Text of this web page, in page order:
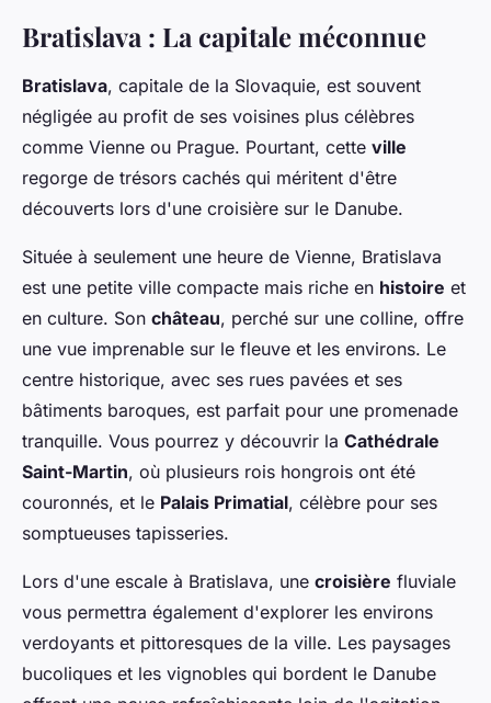
Bratislava : La capitale méconnue
Bratislava, capitale de la Slovaquie, est souvent
négligée au profit de ses voisines plus célèbres
comme Vienne ou Prague. Pourtant, cette ville
regorge de trésors cachés qui méritent d'être
découverts lors d'une croisière sur le Danube.
Située à seulement une heure de Vienne, Bratislava
est une petite ville compacte mais riche en histoire et
en culture. Son château, perché sur une colline, offre
une vue imprenable sur le fleuve et les environs. Le
centre historique, avec ses rues pavées et ses
bâtiments baroques, est parfait pour une promenade
tranquille. Vous pourrez y découvrir la Cathédrale
Saint-Martin, où plusieurs rois hongrois ont été
couronnés, et le Palais Primatial, célèbre pour ses
somptueuses tapisseries.
Lors d'une escale à Bratislava, une croisière fluviale
vous permettra également d'explorer les environs
verdoyants et pittoresques de la ville. Les paysages
bucoliques et les vignobles qui bordent le Danube